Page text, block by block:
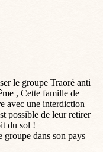
le groupe Traoré anti
, Cette famille de
avec une interdiction
possible de leur retirer
du sol !
groupe dans son pays